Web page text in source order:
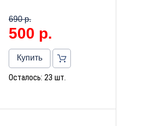
690 р.
500 р.
Купить
Осталось: 23 шт.